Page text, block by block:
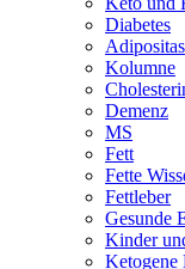
Diabetes
Adipositas
Kolumne
Demenz
MS
Fett
Fette
Fettleber
Gesunde
Kinder
Ketogene